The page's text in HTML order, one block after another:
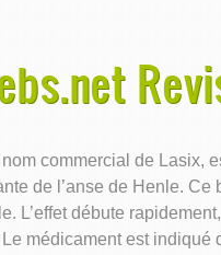
commercial de Lasix,
de l’anse de Henle.
L’effet débute
médicament est